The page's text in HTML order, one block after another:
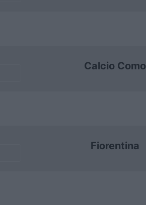
Calcio Como
Fiorentina